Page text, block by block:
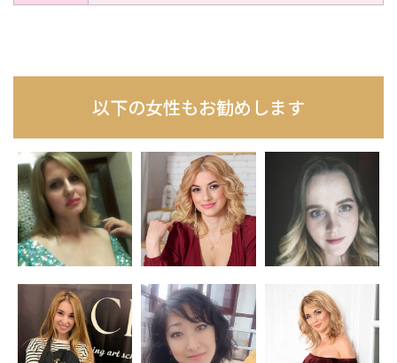
以下の女性もお勧めします